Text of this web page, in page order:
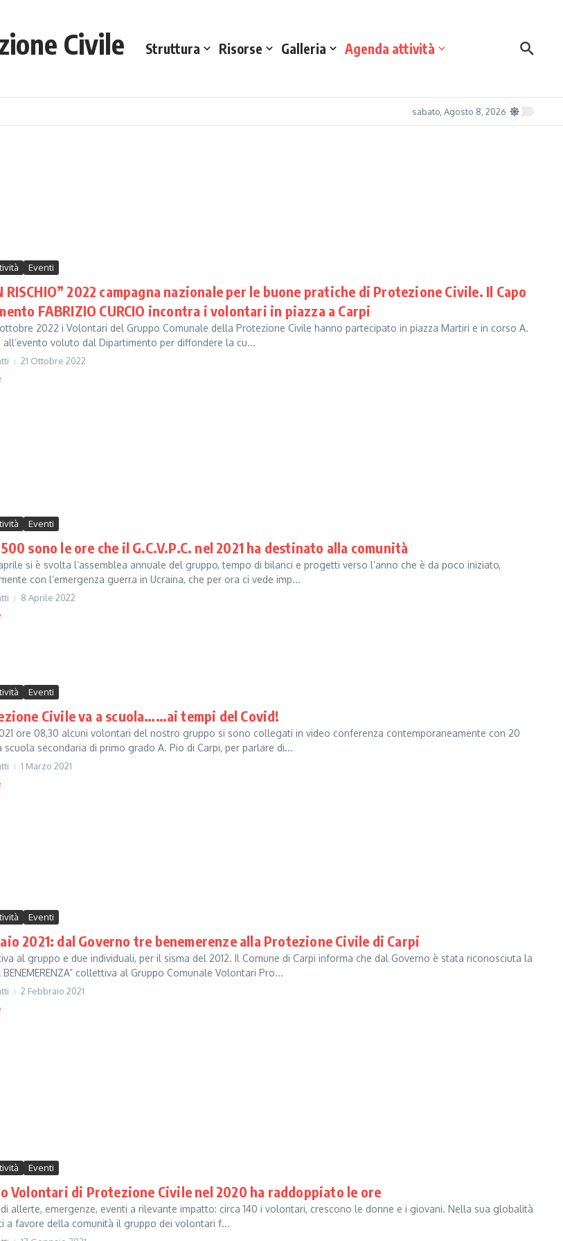
Civile Struttura Risorse Galleria Agenda attività
sabato, Agosto 8, 2026
Eventi
RISCHIO” 2022 campagna nazionale per le buone pratiche di Protezione Civile. Il Capo
FABRIZIO CURCIO incontra i volontari in piazza a Carpi
ottobre 2022 i Volontari del Gruppo Comunale della Protezione Civile hanno partecipato in piazza Martiri e in corso A.
all’evento voluto dal Dipartimento per diffondere la cu...
21 Ottobre 2022
Eventi
sono le ore che il G.C.V.P.C. nel 2021 ha destinato alla comunità
si è svolta l’assemblea annuale del gruppo, tempo di bilanci e progetti verso l’anno che è da poco iniziato,
con l’emergenza guerra in Ucraina, che per ora ci vede imp...
8 Aprile 2022
Eventi
Civile va a scuola……ai tempi del Covid!
ore 08,30 alcuni volontari del nostro gruppo si sono collegati in video conferenza contemporaneamente con 20
scuola secondaria di primo grado A. Pio di Carpi, per parlare di...
1 Marzo 2021
Eventi
2021: dal Governo tre benemerenze alla Protezione Civile di Carpi
al gruppo e due individuali, per il sisma del 2012. Il Comune di Carpi informa che dal Governo è stata riconosciuta la
BENEMERENZA” collettiva al Gruppo Comunale Volontari Pro...
2 Febbraio 2021
Eventi
Volontari di Protezione Civile nel 2020 ha raddoppiato le ore
allerte, emergenze, eventi a rilevante impatto: circa 140 i volontari, crescono le donne e i giovani. Nella sua globalità
a favore della comunità il gruppo dei volontari f...